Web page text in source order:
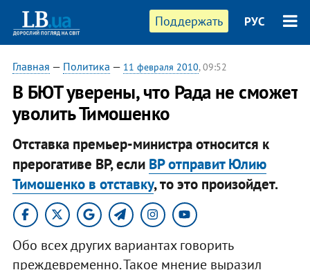
Поддержать РУС
Главная — Политика — 11 февраля 2010, 09:52
В БЮТ уверены, что Рада не сможет
уволить Тимошенко
Отставка премьер-министра относится к
прерогативе ВР, если ВР отправит Юлию
Тимошенко в отставку, то это произойдет.
Обо всех других вариантах говорить
преждевременно. Такое мнение выразил